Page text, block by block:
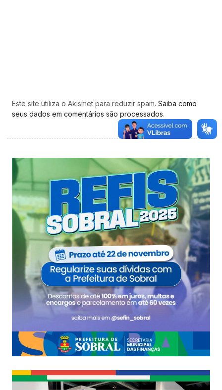
Este site utiliza o Akismet para reduzir spam. Saiba como
seus dados em comentários são processados.